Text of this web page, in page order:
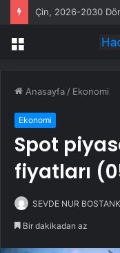
Menü
Anasayfa / Ekonomi
Ekonomi
Spot
fiyatları
SEVDE NUR
Bir dakikadan az